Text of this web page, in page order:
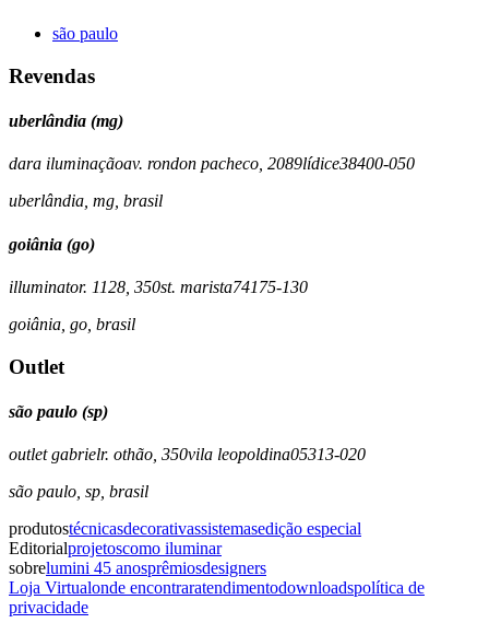
são paulo
Revendas
uberlândia (mg)
dara iluminaçãoav. rondon pacheco, 2089lídice38400-050
uberlândia, mg, brasil
goiânia (go)
illuminator. 1128, 350st. marista74175-130
goiânia go brasil
Outlet
são paulo (sp)
outlet gabrielr. othão, 350vila leopoldina05313-020
são paulo sp brasil
produtostécnicasdecorativassistemasedição especial
Editorialprojetoscomo iluminar
sobrelumini 45 anosprêmiosdesigners
Loja Virtualonde encontraratendimentodownloadspolítica de
privacidade